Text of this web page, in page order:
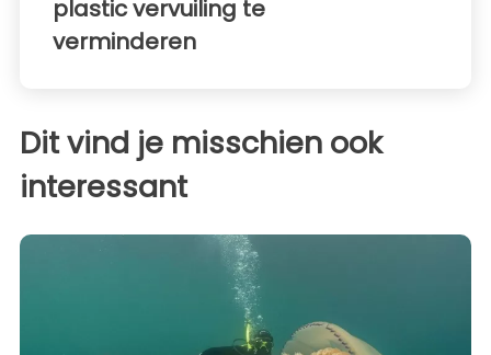
plastic vervuiling te
verminderen
Dit vind je misschien ook
interessant